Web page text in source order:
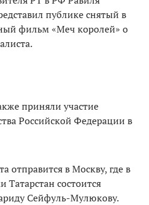
публике снятый в
фильм «Меч королей» о
приняли участие
Российской Федерации в
отправится в Москву, где в
состоится
Сейфуль-Мулюкову.